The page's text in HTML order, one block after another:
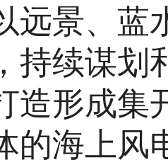
远景、蓝
持续谋划
造形成集
的海上风